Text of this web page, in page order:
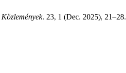
. 23, 1 (Dec. 2025), 21–28.